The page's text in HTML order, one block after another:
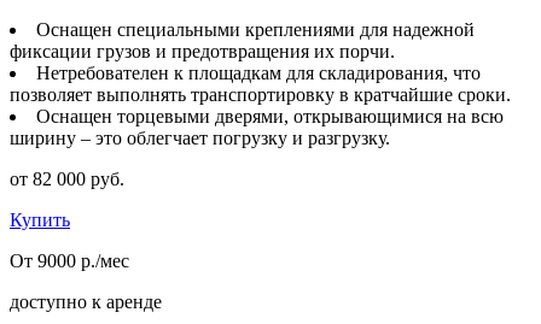
Оснащен специальными креплениями для надежной
фиксации грузов и предотвращения их порчи.
Нетребователен к площадкам для складирования, что
позволяет выполнять транспортировку в кратчайшие сроки.
Оснащен торцевыми дверями, открывающимися на всю
ширину – это облегчает погрузку и разгрузку.
от 82 000 руб.
Купить
От 9000 р./мес
доступно к аренде